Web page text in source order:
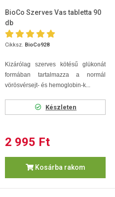
BioCo Szerves Vas tabletta 90
db
Cikksz. BioCo928
Kizárólag szerves kötésű glükonát
formában tartalmazza a normál
vörösvérsejt- és hemoglobin-k...
Készleten
2 995 Ft
Kosárba rakom